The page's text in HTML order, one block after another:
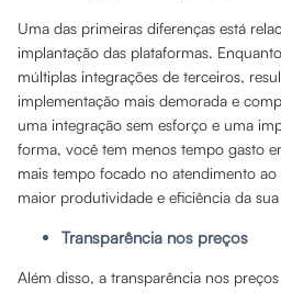
Uma das primeiras diferenças está
implantação das plataformas.
múltiplas integrações de terceiros,
implementação mais demorada e
uma integração sem esforço e uma
forma, você tem menos tempo gasto
mais tempo focado no atendimento
maior produtividade e eficiência da
Transparência nos preços
Além disso, a transparência nos